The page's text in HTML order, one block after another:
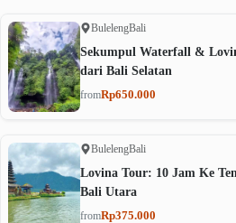
BulelengBali
Sekumpul Waterfall &
dari Bali Selatan
fromRp650.000
BulelengBali
Lovina Tour: 10 Jam Ke
Bali Utara
fromRp375.000